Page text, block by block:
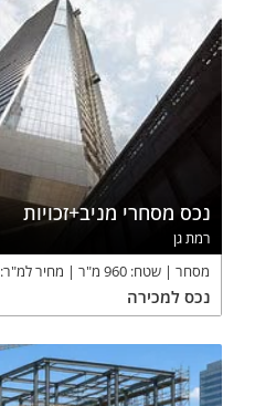
נכס מסחרי מניב+זכויות
רמת גן
מסחר
שטח: 960 מ"ר מחיר למ"ר:
נכס למכירה